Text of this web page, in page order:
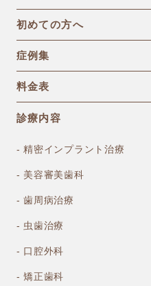
初めての方へ
症例集
料金表
診療内容
- 精密インプラント治療
- 美容審美歯科
- 歯周病治療
- 虫歯治療
- 口腔外科
- 矯正歯科